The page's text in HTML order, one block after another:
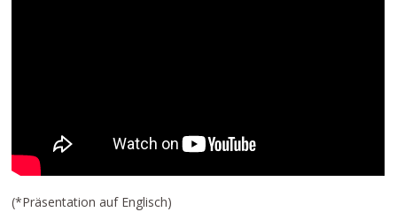
(*Präsentation auf Englisch)